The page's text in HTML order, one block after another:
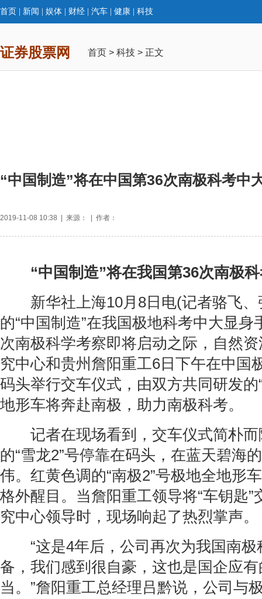
首页 新闻 娱体 财经 汽车 健康 科技
证券股票网 首页 > 科技 > 正文
“中国制造”将在中国第36次南极科考中
2019-11-08 10:38 | 来源： | 作者：
“中国制造”将在我国第36次南极
新华社上海10月8日电(记者骆飞、
的“中国制造”在我国极地科考中大显身
次南极科学考察即将启动之际，自然
究中心和贵州詹阳重工6日下午在中国
码头举行交车仪式，由双方共同研发的
地形车将奔赴南极，助力南极科考。
记者在现场看到，交车仪式简朴而
的“雪龙2”号停靠在码头，在蓝天碧海
伟。红黄色调的“南极2”号极地全地形
格外醒目。当詹阳重工领导将“车钥匙”
究中心领导时，现场响起了热烈掌声。
“这是4年后，公司再次为我国南极
备，我们感到很自豪，这也是国企应
当。”詹阳重工总经理吕黔说，公司与